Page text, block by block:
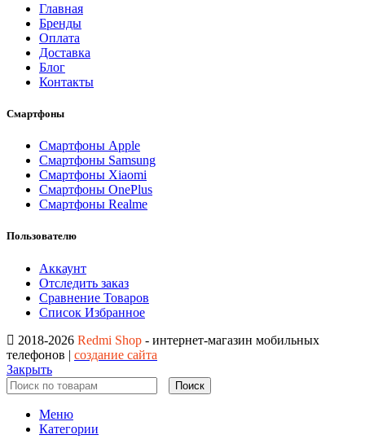
Главная
Бренды
Оплата
Доставка
Блог
Контакты
Смартфоны
Смартфоны Apple
Смартфоны Samsung
Смартфоны Xiaomi
Смартфоны OnePlus
Смартфоны Realme
Пользователю
Аккаунт
Отследить заказ
Сравнение Товаров
Список Избранное
2018-2026 Redmi Shop - интернет-магазин мобильных
телефонов | создание сайта
Закрыть
Поиск
Меню
Категории